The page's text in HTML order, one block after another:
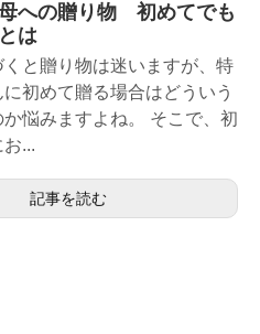
への贈り物 初めてでも
は
と贈り物は迷いますが、特
初めて贈る場合はどういう
悩みますよね。 そこで、初
...
記事を読む